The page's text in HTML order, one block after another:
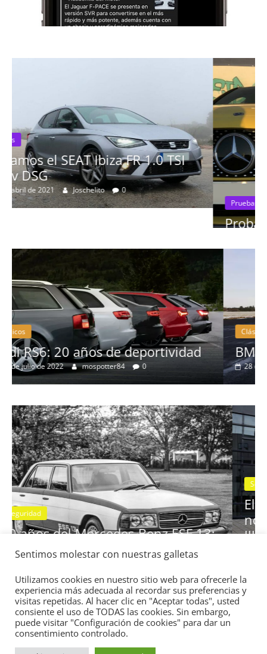
Pruebas
Probamos el Mercedes-Benz A200d
Clásicos
BMW Serie 7: lujo desde 1977
Seguridad Vídeo
El Mazda CX-5 2022 logra la
nota en las pruebas de seguridad
IIHS
11 de noviembre de 2021 mospotter84 0
Sentimos molestar con nuestras galletas
Utilizamos cookies en nuestro sitio web para ofrecerle la
experiencia más adecuada al recordar sus preferencias y
visitas repetidas. Al hacer clic en "Aceptar todas", usted
consiente el uso de TODAS las cookies. Sin embargo,
puede visitar "Configuración de cookies" para dar un
consentimiento controlado.